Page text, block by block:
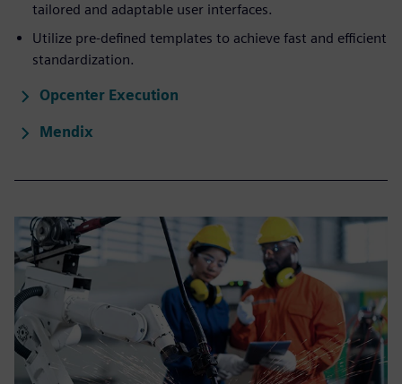
tailored and adaptable user interfaces.
Utilize pre-defined templates to achieve fast and efficient
standardization.
Opcenter Execution
Mendix